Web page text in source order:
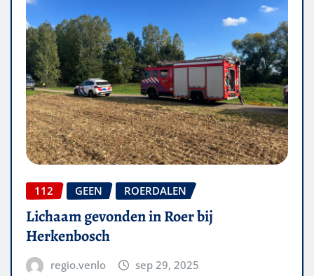
112 GEEN ROERDALEN
Lichaam gevonden in Roer bij
Herkenbosch
regio.venlo sep 29, 2025